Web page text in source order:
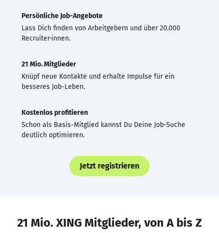
Persönliche Job-Angebote
Lass Dich finden von Arbeitgebern und über 20.000
Recruiter·innen.
21 Mio. Mitglieder
Knüpf neue Kontakte und erhalte Impulse für ein
besseres Job-Leben.
Kostenlos profitieren
Schon als Basis-Mitglied kannst Du Deine Job-Suche
deutlich optimieren.
Jetzt registrieren
21 Mio. XING Mitglieder, von A bis Z